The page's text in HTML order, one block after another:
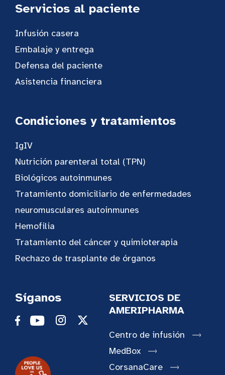
Servicios al paciente
Infusión casera
Embalaje y entrega
Defensa del paciente
Asistencia financiera
Condiciones y tratamientos
IgIV
Nutrición parenteral total (TPN)
Biológicos autoinmunes
Tratamiento domiciliario de enfermedades
neuromusculares autoinmunes
Hemofilia
Tratamiento del cáncer y quimioterapia
Rechazo de trasplante de órganos
Síganos
SERVICIOS DE
AMERIPHARMA
Centro de infusión
MedBox
CorsanaCare